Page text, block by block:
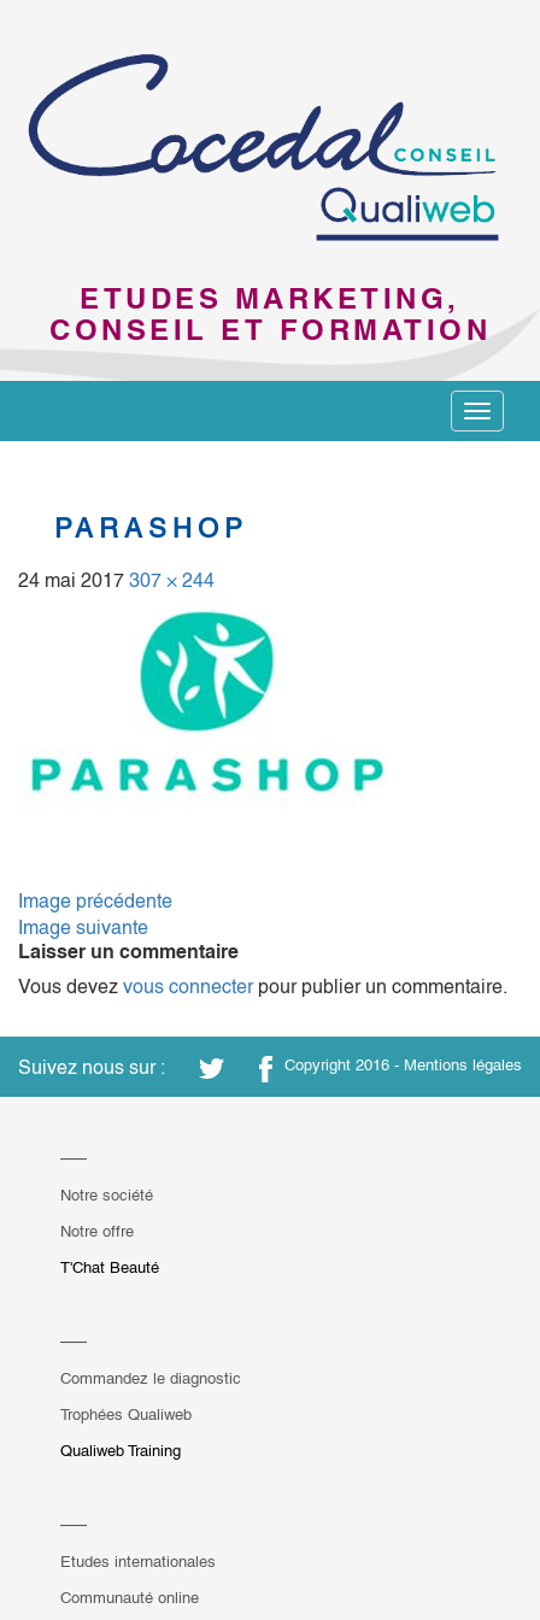
ETUDES MARKETING,
CONSEIL ET FORMATION
Toggle
PARASHOP
24 mai 2017 307 × 244
Image précédente
Image suivante
Laisser un commentaire
Vous devez vous connecterpour publier un commentaire.
Suivez nous sur : Copyright 2016 - Mentions légales
Notre société
Notre offre
T'Chat Beauté
Commandez le diagnostic
Trophées Qualiweb
Qualiweb Training
Etudes internationales
Communauté online